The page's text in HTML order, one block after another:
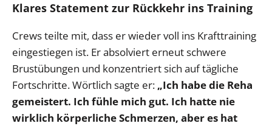
Klares Statement zur Rückkehr ins Training
Crews teilte mit, dass er wieder voll ins Krafttraining
eingestiegen ist. Er absolviert erneut schwere
Brustübungen und konzentriert sich auf tägliche
Fortschritte. Wörtlich sagte er: „Ich habe die Reha
gemeistert. Ich fühle mich gut. Ich hatte nie
wirklich körperliche Schmerzen, aber es hat